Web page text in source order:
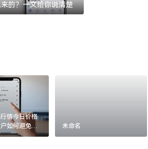
的？一文给你说清楚
情今日价格
如何避免追
未命名